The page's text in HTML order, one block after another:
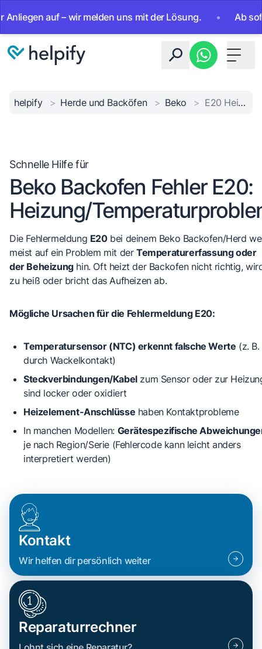
auf – wir melden uns mit der Lösung. • Ab sofort
Toggle
helpify > Herde und Backöfen > Beko > E20 Heiz-/Sensorfehler
Schnelle Hilfe für
Beko Backofen Fehler E20:
Heizung/
Die Fehlermeldung E20bei deinem Beko Backofen/Herd
meist auf ein Problem mit derTemperaturerfassung oder
der Beheizunghin. Oft heizt der Backofen nicht richtig,
zu heiß oder bricht das Aufheizen ab.
Mögliche Ursachen für die Fehlermeldung E20:
Temperatursensor (NTC) erkennt falsche Werte (z. B.
durch Wackelkontakt)
Steckverbindungen/Kabelzum Sensor oder zur
sind locker oder oxidiert
Heizelement-Anschlüsse haben Kontaktprobleme
In manchen Modellen: Gerätespezifische
je nach Region/Serie (Fehlercode kann leicht anders
interpretiert werden)
Kontakt
Wir helfen dir persönlich weiter
Reparaturrechner